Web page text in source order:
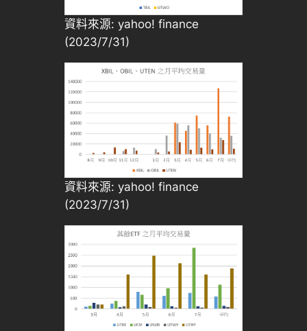
資料來源: yahoo! finance
(2023/7/31)
資料來源: yahoo! finance
(2023/7/31)